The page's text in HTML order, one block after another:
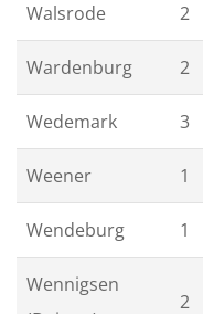
Walsrode 2
Wardenburg 2
Wedemark 3
Weener 1
Wendeburg 1
Wennigsen
2